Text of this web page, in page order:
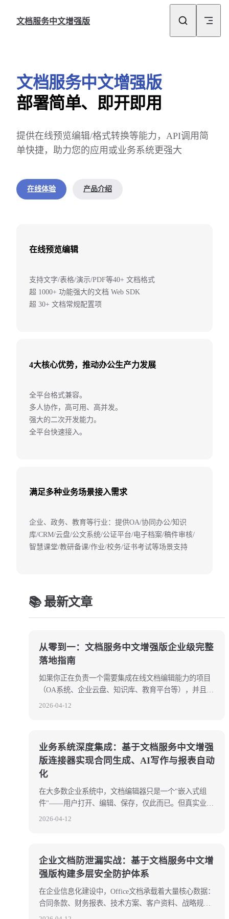
文档服务中文增强版
文档服务中文增强版
部署简单、即开即用
提供在线预览编辑/格式转换等能力，API调用简
单快捷，助力您的应用或业务系统更强大
在线体验 产品介绍
在线预览编辑
支持文字/表格/演示/PDF等40+ 文档格式
超 1000+ 功能强大的文档 Web SDK
超 30+ 文档常规配置项
4大核心优势，推动办公生产力发展
全平台格式兼容。
多人协作，高可用、高并发。
强大的二次开发能力。
全平台快速接入。
满足多种业务场景接入需求
企业、政务、教育等行业：提供OA/协同办公/知识
库/CRM/云盘/公文系统/公证平台/电子档案/稿件审核/
智慧课堂/教研备课/作业/校务/证书考试等场景支持
📚 最新文章
从零到一：文档服务中文增强版企业级完整
落地指南
如果你正在负责一个需要集成在线文档编辑能力的项目
（OA系统、企业云盘、知识库、教育平台等），并且选
择了 OnlyOffice 中文增强版作为文档引擎，本文将为你
2026-04-12
业务系统深度集成：基于文档服务中文增强
版连接器实现合同生成、AI写作与报表自动
化
在大多数企业系统中，文档编辑器只是一个"嵌入式组
件"——用户打开、编辑、保存，仅此而已。但真实业务
场景中，我们往往需要从外部系统控制文档内容： * 合
2026-04-12
企业文档防泄漏实战：基于文档服务中文增
强版构建多层安全防护体系
在企业信息化建设中，Office文档承载着大量核心数据：
合同条款、财务报表、技术方案、客户资料、战略规划
等。一旦敏感文档泄漏，轻则造成商业损失，重则触犯